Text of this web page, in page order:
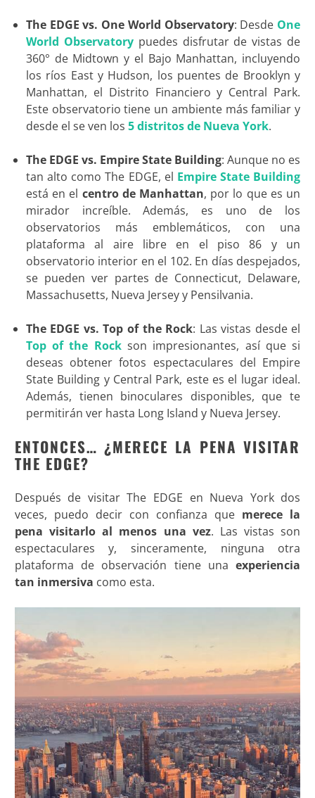
The EDGE vs. One World Observatory: Desde One
World Observatorypuedes disfrutar de vistas de
360° de Midtown y el Bajo Manhattan, incluyendo
los ríos East y Hudson, los puentes de Brooklyn y
Manhattan, el Distrito Financiero y Central Park.
Este observatorio tiene un ambiente más familiar y
desde el se ven los 5 distritos de Nueva York.
The EDGE vs. Empire State Building: Aunque no es
tan alto como The EDGE, el Empire State Building
está en el centro de Manhattan, por lo que es un
mirador increíble. Además, es uno de los
observatorios más emblemáticos, con una
plataforma al aire libre en el piso 86 y un
observatorio interior en el 102. En días despejados,
se pueden ver partes de Connecticut, Delaware,
Massachusetts, Nueva Jersey y Pensilvania.
The EDGE vs. Top of the Rock: Las vistas desde el
Top of the Rock son impresionantes, así que si
deseas obtener fotos espectaculares del Empire
State Building y Central Park, este es el lugar ideal.
Además, tienen binoculares disponibles, que te
permitirán ver hasta Long Island y Nueva Jersey.
ENTONCES… ¿MERECE LA PENA VISITAR
THE EDGE?
Después de visitar The EDGE en Nueva York dos
veces, puedo decir con confianza que merece la
pena visitarlo al menos una vez. Las vistas son
espectaculares y, sinceramente, ninguna otra
plataforma de observación tiene unaexperiencia
tan inmersiva como esta.